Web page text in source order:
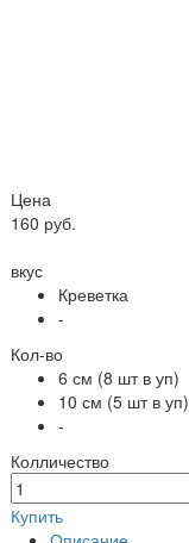
Цена
160 руб.
вкус
Креветка
-
Кол-во
6 см (8 шт в уп)
10 см (5 шт в уп)
-
Колличество
Купить